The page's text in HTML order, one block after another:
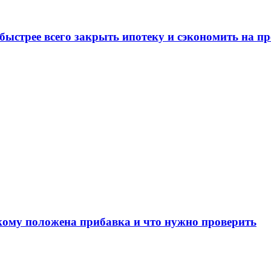
всего закрыть ипотеку и сэкономить на
положена прибавка и что нужно проверить